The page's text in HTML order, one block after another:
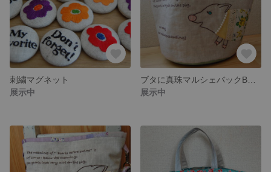
刺繍マグネット
展示中
展示中